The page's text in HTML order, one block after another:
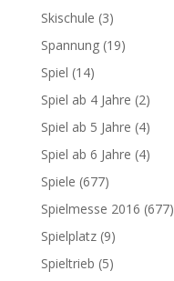
Skischule (3)
Spannung(19)
Spiel (14)
Spiel ab 4 Jahre (2)
Spiel ab 5 Jahre (4)
Spiel ab 6 Jahre (4)
Spiele (677)
Spielmesse 2016 (677)
Spielplatz(9)
Spieltrieb (5)